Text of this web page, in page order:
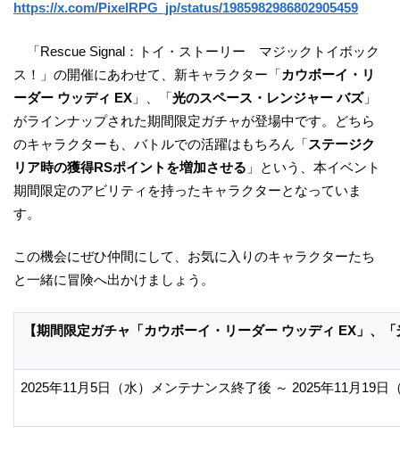
https://x.com/PixelRPG_jp/status/1985982986802905459
「Rescue Signal：トイ・ストーリー マジックトイボック
ス！」の開催にあわせて、新キャラクター「カウボーイ・リ
ーダー ウッディ EX 」、「光のスペース・レンジャー バズ」
がラインナップされた期間限定ガチャが登場中です。どちら
のキャラクターも、バトルでの活躍はもちろん「ステージク
リア時の獲得RSポイントを増加させる 」という、本イベント
期間限定のアビリティを持ったキャラクターとなっていま
す。
この機会にぜひ仲間にして、お気に入りのキャラクターたち
と一緒に冒険へ出かけましょう。
【期間限定ガチャ「カウボーイ・リーダー ウッディ EX」、
2025年11月5日（水）メンテナンス終了後 ～ 2025年11月19日